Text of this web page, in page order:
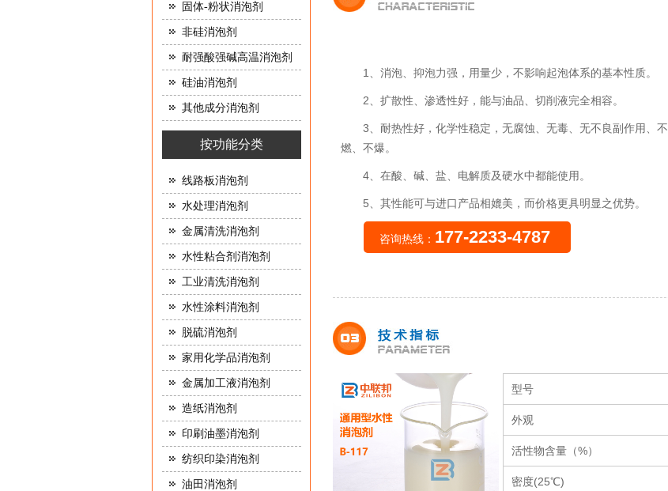
固体-粉状消泡剂
非硅消泡剂
耐强酸强碱高温消泡剂
硅油消泡剂
其他成分消泡剂
按功能分类
线路板消泡剂
水处理消泡剂
金属清洗消泡剂
水性粘合剂消泡剂
工业清洗消泡剂
水性涂料消泡剂
脱硫消泡剂
家用化学品消泡剂
金属加工液消泡剂
造纸消泡剂
印刷油墨消泡剂
纺织印染消泡剂
油田消泡剂
1、消泡、抑泡力强，用量少，不影响起泡体系的基本性质。
2、扩散性、渗透性好，能与油品、切削液完全相容。
3、耐热性好，化学性稳定，无腐蚀、无毒、无不良副作用、不
燃、不爆。
4、在酸、碱、盐、电解质及硬水中都能使用。
5、其性能可与进口产品相媲美，而价格更具明显之优势。
咨询热线： 177-2233-4787
型号
外观
活性物含量（%）
密度(25℃)